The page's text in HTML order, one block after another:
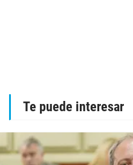
Te puede interesar